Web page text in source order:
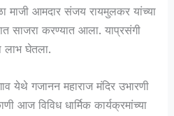
माजी आमदार संजय रायमुलकर यांच्या
साजरा करण्यात आला. याप्रसंगी
लाभ घेतला.
येथे गजानन महाराज मंदिर उभारणी
आज विविध धार्मिक कार्यक्रमांच्या